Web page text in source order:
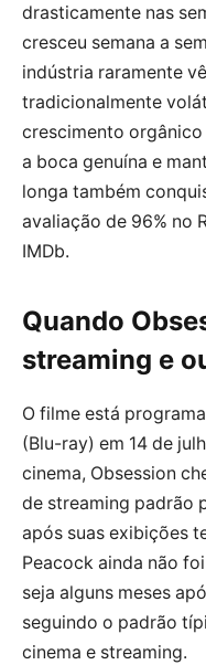
drasticamente nas
cresceu semana a
indústria raramente
tradicionalmente
crescimento
a boca genuína e
longa também
avaliação de 96% no
IMDb.
Quando
streaming e
O filme está
(Blu-ray) em 14 de
cinema, Obsession
de streaming padrão
após suas exibições
Peacock ainda não
seja alguns meses
seguindo o padrão
cinema e streaming.